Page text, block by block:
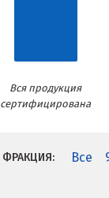
Вся продукция
сертифицирована
ФРАКЦИЯ: Все